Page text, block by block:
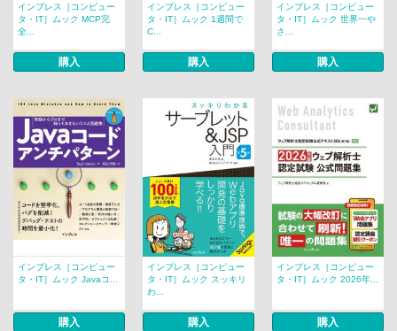
インプレス［コンピュー
タ・IT］ムック MCP完
全...
購入
インプレス［コンピュー
タ・IT］ムック 1週間で
C...
購入
インプレス［コンピュー
タ・IT］ムック 世界一や
さ...
購入
インプレス［コンピュー
タ・IT］ムック Javaコ...
購入
インプレス［コンピュー
タ・IT］ムック スッキリ
わ...
購入
インプレス［コンピュー
タ・IT］ムック 2026年...
購入